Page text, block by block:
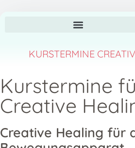
KURSTERMINE
Kurstermine
Creative
Creative Healing für